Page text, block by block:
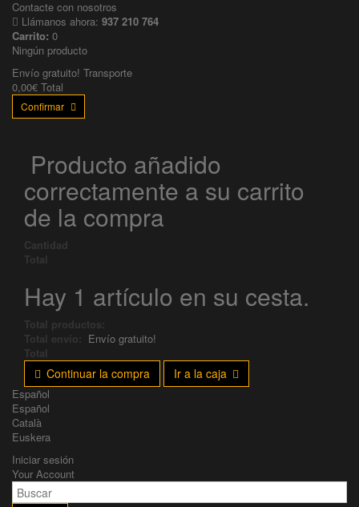
Contacte con nosotros
Llámanos ahora: 937 210 764
Carrito: 0
Ningún producto
Envío gratuito! Transporte
0,00€ Total
Confirmar
Producto añadido
correctamente a su carrito
de la compra
Cantidad
Total
Hay 1 artículo en su cesta.
Total productos:
Total envío: Envío gratuito!
Total
Continuar la compra Ir a la caja
Español
Español
Català
Euskera
Iniciar sesión
Your Account